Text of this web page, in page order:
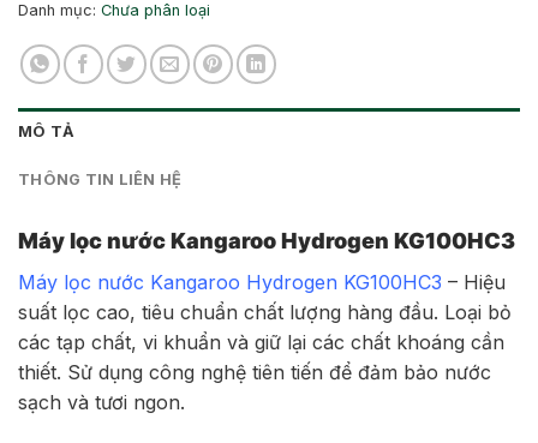
Danh mục: Chưa phân loại
MÔ TẢ
THÔNG TIN LIÊN HỆ
Máy lọc nước Kangaroo Hydrogen KG100HC3
Máy lọc nước Kangaroo Hydrogen KG100HC3 – Hiệu
suất lọc cao, tiêu chuẩn chất lượng hàng đầu. Loại bỏ
các tạp chất, vi khuẩn và giữ lại các chất khoáng cần
thiết. Sử dụng công nghệ tiên tiến để đảm bảo nước
sạch và tươi ngon.